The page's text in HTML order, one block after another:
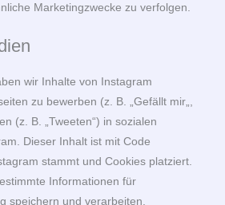
Marketingzwecke zu verfolgen.
wir Inhalte von Instagram
zu bewerben (z. B. „Gefällt mir„,
(z. B. „Tweeten“) in sozialen
Dieser Inhalt ist mit Code
stammt und Cookies platziert.
Informationen für
speichern und verarbeiten.